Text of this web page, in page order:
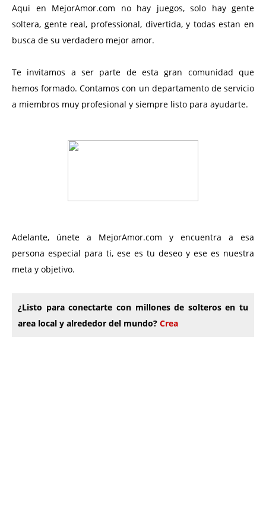
Aqui en MejorAmor.com no hay juegos, solo hay gente
soltera, gente real, professional, divertida, y todas estan en
busca de su verdadero mejor amor.
Te invitamos a ser parte de esta gran comunidad que
hemos formado. Contamos con un departamento de servicio
a miembros muy profesional y siempre listo para ayudarte.
Adelante, únete a MejorAmor.com y encuentra a esa
persona especial para ti, ese es tu deseo y ese es nuestra
meta y objetivo.
¿Listo para conectarte con millones de solteros en tu
area local y alrededor del mundo? Crea